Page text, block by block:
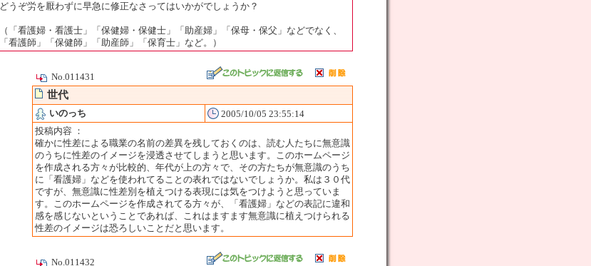
どうぞ労を厭わずに早急に修正なさってはいかがでしょうか？
（「看護婦・看護士」「保健婦・保健士」「助産婦」「保母・保父」などでなく、
「看護師」「保健師」「助産師」「保育士」など。）
No.011431
世代
いのっち
2005/10/05 23:55:14
投稿内容 ：
確かに性差による職業の名前の差異を残しておくのは、読む人たちに無意識
のうちに性差のイメージを浸透させてしまうと思います。このホームページ
を作成される方々が比較的、年代が上の方々で、その方たちが無意識のうち
に「看護婦」などを使われてることの表れではないでしょうか。私は３０代
ですが、無意識に性差別を植えつける表現には気をつけようと思っていま
す。このホームページを作成されてる方々が、「看護婦」などの表記に違和
感を感じないということであれば、これはますます無意識に植えつけられる
性差のイメージは恐ろしいことだと思います。
No.011432